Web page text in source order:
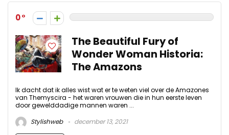
0
The Beautiful Fury of
Wonder Woman Historia:
The Amazons
Ik dacht dat ik alles wist wat er te weten viel over de Amazones
van Themyscira - het waren vrouwen die in hun eerste leven
door gewelddadige mannen waren ...
Stylishweb
december 13, 2021